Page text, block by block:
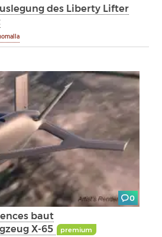
des Liberty Lifter
0
baut
X-65
premium